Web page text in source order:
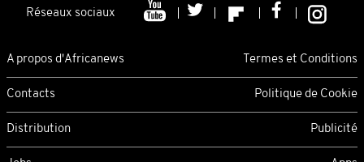
Réseaux sociaux
A propos d'Africanews Termes et Conditions
Contacts Politique de Cookie
Distribution Publicité